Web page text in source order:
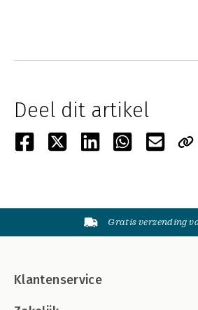
Deel dit artikel
Gratis verzending
Klantenservice